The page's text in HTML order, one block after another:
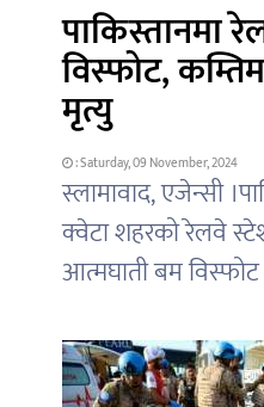
पाकिस्तानमा
विस्फोट,
मृत्यु
: Saturday, 09 November, 2024
स्लामावाद, एजेन्सी
क्वेटा शहरको रेलवे
आत्मघाती बम